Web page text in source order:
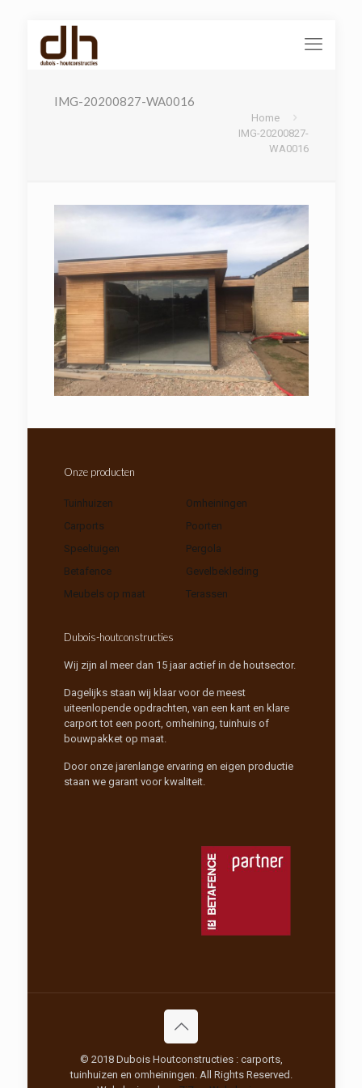
IMG-20200827-WA0016
Home
IMG-20200827-
WA0016
Onze producten
Tuinhuizen
Carports
Speeltuigen
Betafence
Meubels op maat
Omheiningen
Poorten
Pergola
Gevelbekleding
Terassen
Dubois-houtconstructies
Wij zijn al meer dan 15 jaar actief in de houtsector.
Dagelijks staan wij klaar voor de meest
uiteenlopende opdrachten, van een kant en klare
carport tot een poort, omheining, tuinhuis of
bouwpakket op maat.
Door onze jarenlange ervaring en eigen productie
staan we garant voor kwaliteit.
© 2018 Dubois Houtconstructies : carports,
tuinhuizen en omheiningen. All Rights Reserved.